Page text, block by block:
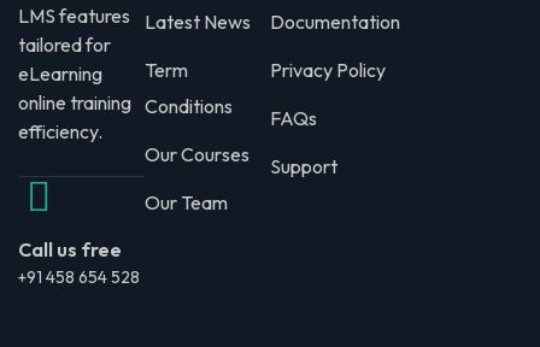
LMS features
tailored for
eLearning
online training
efficiency.
Call us free
+91 458 654 528
Latest News
Term
Conditions
Our Courses
Our Team
Documentation
Privacy Policy
FAQs
Support